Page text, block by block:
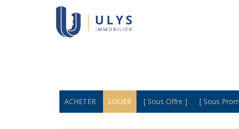
ACHETER LOUER [ Sous Offre ] [ Sous